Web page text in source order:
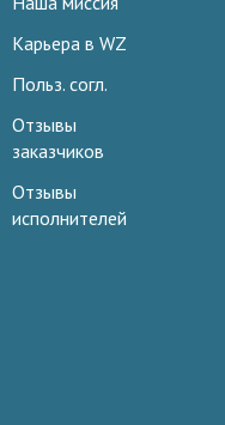
Карьера в WZ
Польз. согл.
Отзывы
заказчиков
Отзывы
исполнителей